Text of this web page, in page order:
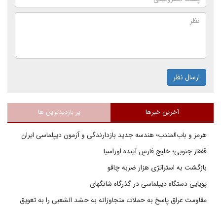
ارسال نظر
آخرین خبرها پر بازدیدترین ها
هرمز و باب‌المندب؛ هندسه جدید بازدارندگی و آزمون دیپلماسی ایران
قفقاز جنوبی؛ خلیج فارسِ آینده اوراسیا
بازگشت به استراتژی هزار ضربه چاقو
پویایی دستگاه دیپلماسی در گذرگاه شانگهای
مقاومت عراق پاسخ به حملات متجاوزانه به حشد الشعبی را به تعویق